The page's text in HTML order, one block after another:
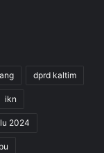
dprd kaltim
ikn
2024